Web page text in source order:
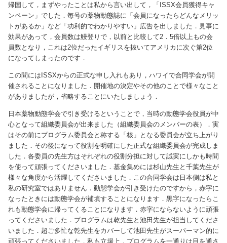
帰国して，まずやったことは私から言い出して，「ISSX会員獲得キャ
ンペーン」でした．毎号の薬物動態誌に「会員になったらどんなメリッ
トがあるか」など「功利的でわかりやすい」広告を出しました．見事に
効果があって，会員数は鰻登りで，以前と比較して2．5倍以上もの会
員数となり，これは2位だったイギリスを抜いてアメリカに次ぐ第2位
になってしまったのです．
この間にはISSXからの正式な申し入れもあり，ハワイで合同学会が開
催されることになりました．開催地の決定やその他のことで様々なこと
がありましたが，省略することにいたしましょう．
日本薬物動態学会で引き受けるということで，当時の動態学会役員が中
心となって組織委員会が出来ました（組織委員会のメンバーの表）．実
はその前にプログラム委員会と称する「核」となる委員会が立ち上がり
ました．その後になって役割を明確にした正式な組織委員会が完成しま
した．各委員の先生方はそれぞれの役割分担に対して誠実にしかも時間
を使って頑張ってくださいました．基金集めには杉山先生と千葉先生が
様々な角度から活躍してくださいました．この合同学会は日本側は私と
私の研究室ではありません．動態学会が引き受けたのですから，赤字に
なったときには動態学会が補填することになります．黒字になったらこ
れも動態学会に帰ってくることになります．赤字にならないように頑張
ってくださいました．プログラムは乾先生と池田先生が担当してくださ
いました．超ご多忙な乾先生をカバーして池田先生がスーパーマン的に
頑張ってくださいました．私も立場上，プログラムを一通りは目を通さ